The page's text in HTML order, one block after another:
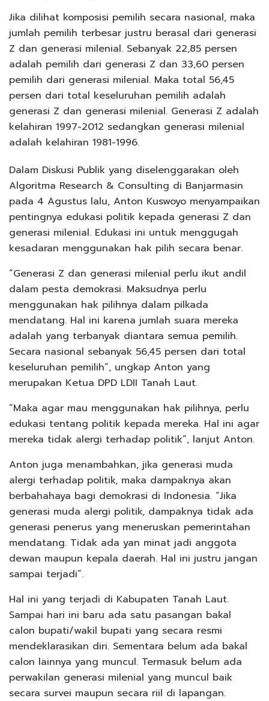
Jika dilihat komposisi pemilih secara nasional, maka
jumlah pemilih terbesar justru berasal dari generasi
Z dan generasi milenial. Sebanyak 22,85 persen
adalah pemilih dari generasi Z dan 33,60 persen
pemilih dari generasi milenial. Maka total 56,45
persen dari total keseluruhan pemilih adalah
generasi Z dan generasi milenial. Generasi Z adalah
kelahiran 1997-2012 sedangkan generasi milenial
adalah kelahiran 1981-1996.
Dalam Diskusi Publik yang diselenggarakan oleh
Algoritma Research & Consulting di Banjarmasin
pada 4 Agustus lalu, Anton Kuswoyo menyampaikan
pentingnya edukasi politik kepada generasi Z dan
generasi milenial. Edukasi ini untuk menggugah
kesadaran menggunakan hak pilih secara benar.
“Generasi Z dan generasi milenial perlu ikut andil
dalam pesta demokrasi. Maksudnya perlu
menggunakan hak pilihnya dalam pilkada
mendatang. Hal ini karena jumlah suara mereka
adalah yang terbanyak diantara semua pemilih.
Secara nasional sebanyak 56,45 persen dari total
keseluruhan pemilih”, ungkap Anton yang
merupakan Ketua DPD LDII Tanah Laut.
“Maka agar mau menggunakan hak pilihnya, perlu
edukasi tentang politik kepada mereka. Hal ini agar
mereka tidak alergi terhadap politik”, lanjut Anton.
Anton juga menambahkan, jika generasi muda
alergi terhadap politik, maka dampaknya akan
berbahahaya bagi demokrasi di Indonesia. “Jika
generasi muda alergi politik, dampaknya tidak ada
generasi penerus yang meneruskan pemerintahan
mendatang. Tidak ada yan minat jadi anggota
dewan maupun kepala daerah. Hal ini justru jangan
sampai terjadi”.
Hal ini yang terjadi di Kabupaten Tanah Laut.
Sampai hari ini baru ada satu pasangan bakal
calon bupati/wakil bupati yang secara resmi
mendeklarasikan diri. Sementara belum ada bakal
calon lainnya yang muncul. Termasuk belum ada
perwakilan generasi milenial yang muncul baik
secara survei maupun secara riil di lapangan.